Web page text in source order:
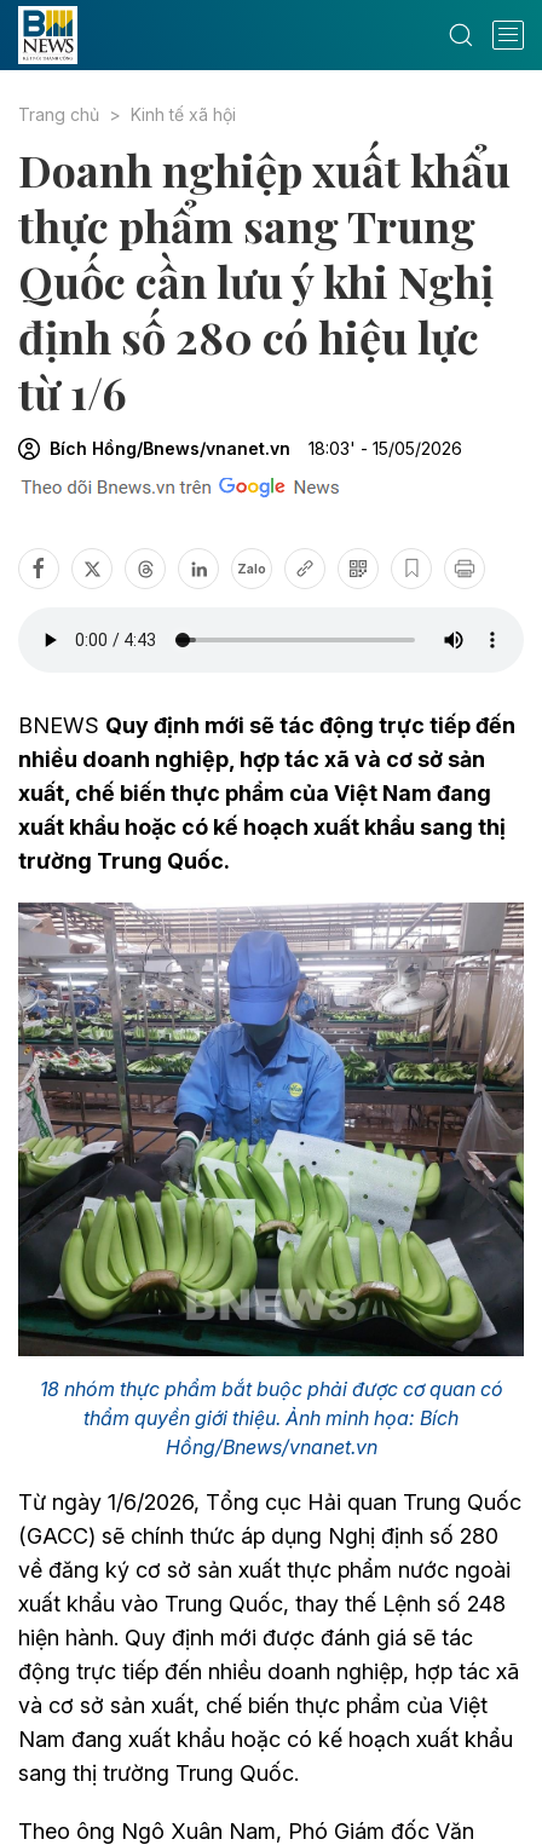
Trang chủ Kinh tế xã hội
Doanh nghiệp xuất khẩu
thực phẩm sang Trung
Quốc cần lưu ý khi Nghị
định số 280 có hiệu lực
từ 1/6
Bích Hồng/Bnews/vnanet.vn 18:03' - 15/05/2026
Zalo
BNEWS Quy định mới sẽ tác động trực tiếp đến
nhiều doanh nghiệp, hợp tác xã và cơ sở sản
xuất, chế biến thực phẩm của Việt Nam đang
xuất khẩu hoặc có kế hoạch xuất khẩu sang thị
trường Trung Quốc.
18 nhóm thực phẩm bắt buộc phải được cơ quan có
thẩm quyền giới thiệu. Ảnh minh họa: Bích
Hồng/Bnews/vnanet.vn
Từ ngày 1/6/2026, Tổng cục Hải quan Trung Quốc
(GACC) sẽ chính thức áp dụng Nghị định số 280
về đăng ký cơ sở sản xuất thực phẩm nước ngoài
xuất khẩu vào Trung Quốc, thay thế Lệnh số 248
hiện hành. Quy định mới được đánh giá sẽ tác
động trực tiếp đến nhiều doanh nghiệp, hợp tác xã
và cơ sở sản xuất, chế biến thực phẩm của Việt
Nam đang xuất khẩu hoặc có kế hoạch xuất khẩu
sang thị trường Trung Quốc.
Theo ông Ngô Xuân Nam, Phó Giám đốc Văn